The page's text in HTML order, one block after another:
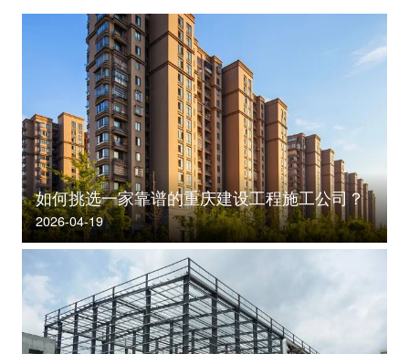
如何挑选一家靠谱的重庆建设工程施工公司？
2026-04-19